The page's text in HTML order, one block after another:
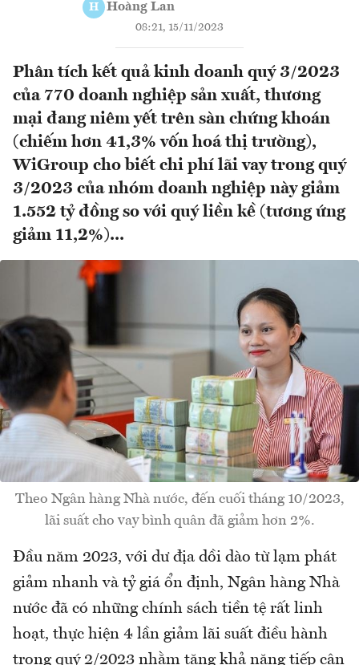
H Hoàng Lan
08:21, 15/11/2023
Phân tích kết quả kinh doanh quý 3/2023
của 770 doanh nghiệp sản xuất, thương
mại đang niêm yết trên sàn chứng khoán
(chiếm hơn 41,3% vốn hoá thị trường),
WiGroup cho biết chi phí lãi vay trong quý
3/2023 của nhóm doanh nghiệp này giảm
1.552 tỷ đồng so với quý liền kề (tương ứng
giảm 11,2%)...
Theo Ngân hàng Nhà nước, đến cuối tháng 10/2023,
lãi suất cho vay bình quân đã giảm hơn 2%.
Đầu năm 2023, với dư địa dồi dào từ lạm phát
giảm nhanh và tỷ giá ổn định, Ngân hàng Nhà
nước đã có những chính sách tiền tệ rất linh
hoạt, thực hiện 4 lần giảm lãi suất điều hành
trong quý 2/2023 nhằm tăng khả năng tiếp cận